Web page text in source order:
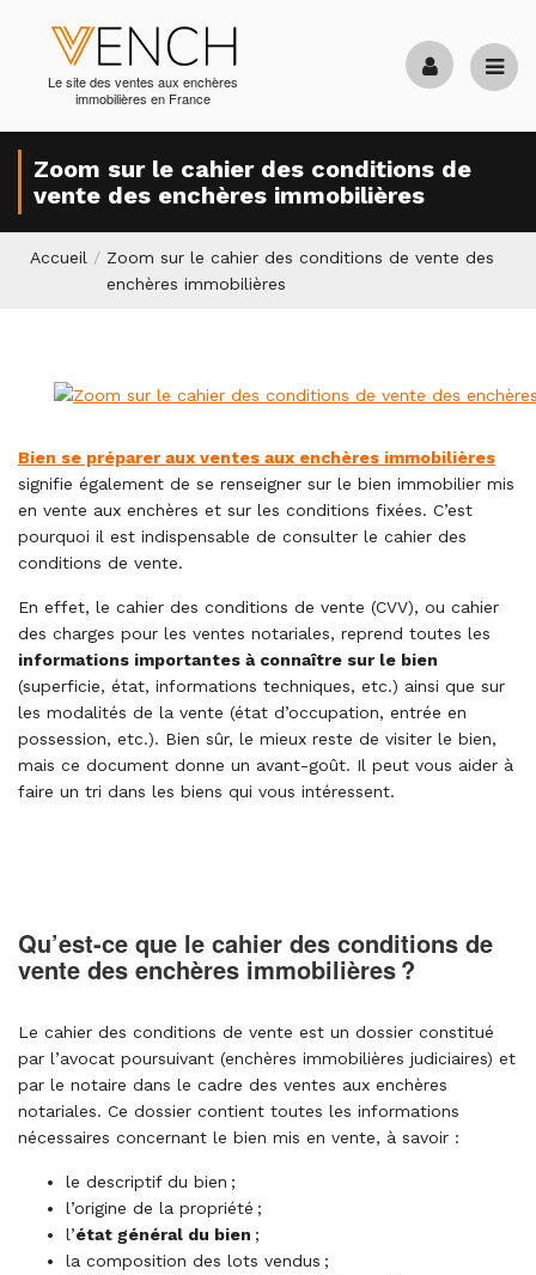
Le site des ventes aux enchères
immobilières en France
Zoom sur le cahier des conditions de
vente des enchères immobilières
Accueil / Zoom sur le cahier des conditions de vente des
enchères immobilières
Bien se préparer aux ventes aux enchères immobilières
signifie également de se renseigner sur le bien immobilier mis
en vente aux enchères et sur les conditions fixées. C’est
pourquoi il est indispensable de consulter le cahier des
conditions de vente.
En effet, le cahier des conditions de vente (CVV), ou cahier
des charges pour les ventes notariales, reprend toutes les
informations importantes à connaître sur le bien
(superficie, état, informations techniques, etc.) ainsi que sur
les modalités de la vente (état d’occupation, entrée en
possession, etc.). Bien sûr, le mieux reste de visiter le bien,
mais ce document donne un avant-goût. Il peut vous aider à
faire un tri dans les biens qui vous intéressent.
Qu’est-ce que le cahier des conditions de
vente des enchères immobilières ?
Le cahier des conditions de vente est un dossier constitué
par l’avocat poursuivant (enchères immobilières judiciaires) et
par le notaire dans le cadre des ventes aux enchères
notariales. Ce dossier contient toutes les informations
nécessaires concernant le bien mis en vente, à savoir :
le descriptif du bien ;
l’origine de la propriété ;
l’état général du bien ;
la composition des lots vendus ;